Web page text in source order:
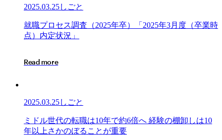
査
（2026
年
卒）
3
時
内
定
2025.03.25しごと
就
職
セ
査
（2025
年
卒）
就職プロ セス調査 （2025年卒） 「 2025年3月 度 （卒業時
点） 内定状況 」
Read more
2025.03.25しごと
ミ
ド
ミ ド ル世代の転職は10年で約6倍へ 経験の棚卸 しは10
年以 上 さかのぼる こ と が重要